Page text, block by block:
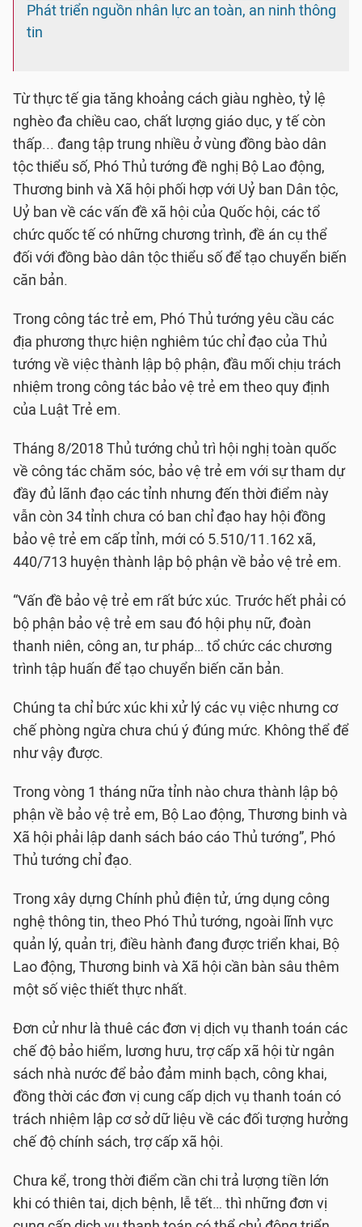
Phát triển nguồn nhân lực an toàn, an ninh thông
tin
Từ thực tế gia tăng khoảng cách giàu nghèo, tỷ lệ
nghèo đa chiều cao, chất lượng giáo dục, y tế còn
thấp... đang tập trung nhiều ở vùng đồng bào dân
tộc thiểu số, Phó Thủ tướng đề nghị Bộ Lao động,
Thương binh và Xã hội phối hợp với Uỷ ban Dân tộc,
Uỷ ban về các vấn đề xã hội của Quốc hội, các tổ
chức quốc tế có những chương trình, đề án cụ thể
đối với đồng bào dân tộc thiểu số để tạo chuyển biến
căn bản.
Trong công tác trẻ em, Phó Thủ tướng yêu cầu các
địa phương thực hiện nghiêm túc chỉ đạo của Thủ
tướng về việc thành lập bộ phận, đầu mối chịu trách
nhiệm trong công tác bảo vệ trẻ em theo quy định
của Luật Trẻ em.
Tháng 8/2018 Thủ tướng chủ trì hội nghị toàn quốc
về công tác chăm sóc, bảo vệ trẻ em với sự tham dự
đầy đủ lãnh đạo các tỉnh nhưng đến thời điểm này
vẫn còn 34 tỉnh chưa có ban chỉ đạo hay hội đồng
bảo vệ trẻ em cấp tỉnh, mới có 5.510/11.162 xã,
440/713 huyện thành lập bộ phận về bảo vệ trẻ em.
“Vấn đề bảo vệ trẻ em rất bức xúc. Trước hết phải có
bộ phận bảo vệ trẻ em sau đó hội phụ nữ, đoàn
thanh niên, công an, tư pháp… tổ chức các chương
trình tập huấn để tạo chuyển biến căn bản.
Chúng ta chỉ bức xúc khi xử lý các vụ việc nhưng cơ
chế phòng ngừa chưa chú ý đúng mức. Không thể để
như vậy được.
Trong vòng 1 tháng nữa tỉnh nào chưa thành lập bộ
phận về bảo vệ trẻ em, Bộ Lao động, Thương binh và
Xã hội phải lập danh sách báo cáo Thủ tướng”, Phó
Thủ tướng chỉ đạo.
Trong xây dựng Chính phủ điện tử, ứng dụng công
nghệ thông tin, theo Phó Thủ tướng, ngoài lĩnh vực
quản lý, quản trị, điều hành đang được triển khai, Bộ
Lao động, Thương binh và Xã hội cần bàn sâu thêm
một số việc thiết thực nhất.
Đơn cử như là thuê các đơn vị dịch vụ thanh toán các
chế độ bảo hiểm, lương hưu, trợ cấp xã hội từ ngân
sách nhà nước để bảo đảm minh bạch, công khai,
đồng thời các đơn vị cung cấp dịch vụ thanh toán có
trách nhiệm lập cơ sở dữ liệu về các đối tượng hưởng
chế độ chính sách, trợ cấp xã hội.
Chưa kể, trong thời điểm cần chi trả lượng tiền lớn
khi có thiên tai, dịch bệnh, lễ tết… thì những đơn vị